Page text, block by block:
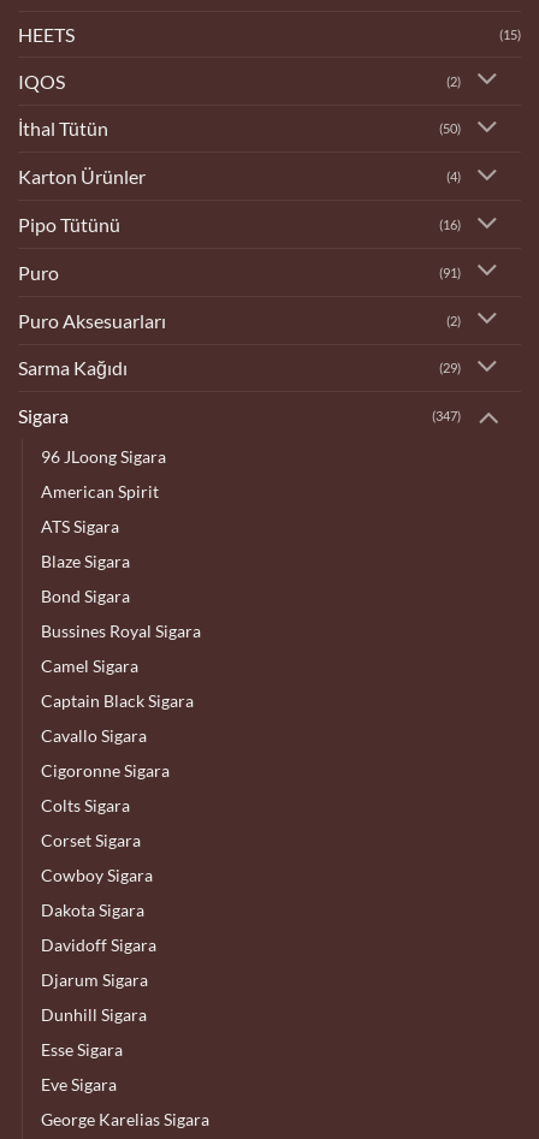
HEETS (15)
IQOS (2)
İthal Tütün (50)
Karton Ürünler (4)
Pipo Tütünü (16)
Puro (91)
Puro Aksesuarları (2)
Sarma Kağıdı (29)
Sigara (347)
96 JLoong Sigara
American Spirit
ATS Sigara
Blaze Sigara
Bond Sigara
Bussines Royal Sigara
Camel Sigara
Captain Black Sigara
Cavallo Sigara
Cigoronne Sigara
Colts Sigara
Corset Sigara
Cowboy Sigara
Dakota Sigara
Davidoff Sigara
Djarum Sigara
Dunhill Sigara
Esse Sigara
Eve Sigara
George Karelias Sigara